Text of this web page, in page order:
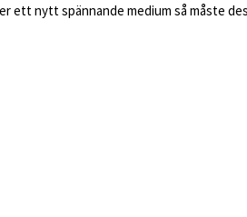
nytt spännande medium så måste